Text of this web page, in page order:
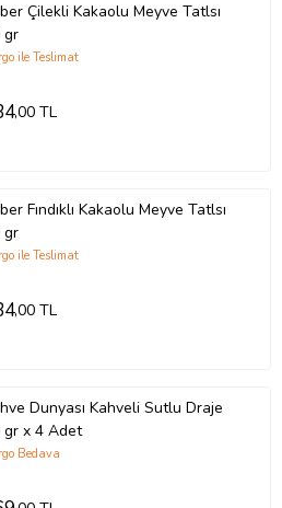
Çilekli Kakaolu Meyve Tatlsı
gr
ile Teslimat
,00 TL
Fındıklı Kakaolu Meyve Tatlsı
gr
ile Teslimat
,00 TL
Dunyası Kahveli Sutlu Draje
gr x 4 Adet
Bedava